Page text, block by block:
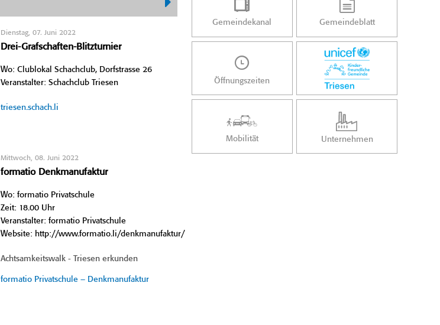
Dienstag, 07. Juni 2022
Drei-Grafschaften-Blitzturnier
Wo: Clublokal Schachclub, Dorfstrasse 26
Veranstalter: Schachclub Triesen
triesen.schach.li
Mittwoch, 08. Juni 2022
formatio Denkmanufaktur
Wo: formatio Privatschule
Zeit: 18.00 Uhr
Veranstalter: formatio Privatschule
Website: http://www.formatio.li/denkmanufaktur/
Achtsamkeitswalk - Triesen erkunden
formatio Privatschule – Denkmanufaktur
Gemeindekanal Gemeindeblatt
Öffnungszeiten
Mobilität Unternehmen